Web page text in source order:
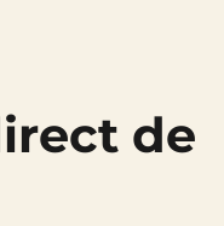
de